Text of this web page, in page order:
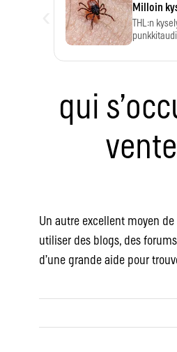
Milloin
THL:n
qui
Un autre excellent moyen
utiliser des blogs, des
d’une grande aide pour